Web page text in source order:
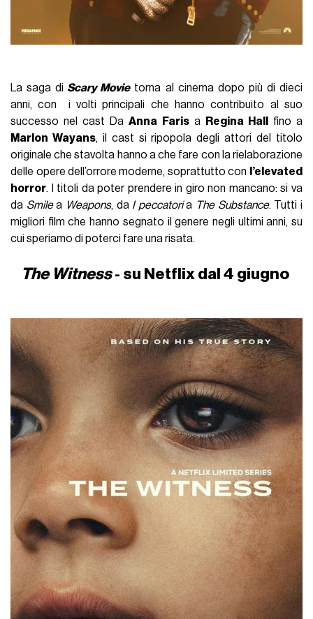
La saga di Scary Movietorna al cinema dopo più di dieci
anni, con i volti principali che hanno contribuito al suo
successo nel cast DaAnna Farisa Regina Hall
fino a
Marlon Wayans, il cast si ripopola degli attori del titolo
originale che stavolta hanno a che fare con la rielaborazione
delle opere dell’orrore moderne, soprattutto con
l’elevated
horror. I titoli da poter prendere in giro non mancano: si va
da Smilea Weapons, da I peccatoria The Substance. Tutti i
migliori film che hanno segnato il genere negli ultimi anni, su
cui speriamo di poterci fare una risata.
The Witness- su Netflix dal 4 giugno